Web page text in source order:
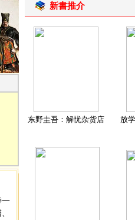
一
新書推介
东野圭吾：解忧杂货店 放